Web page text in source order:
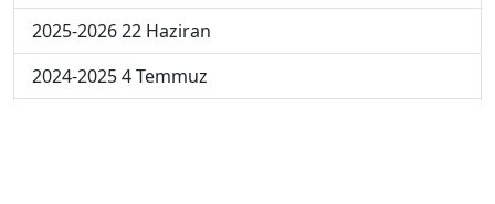
2025-2026 22 Haziran
2024-2025 4 Temmuz